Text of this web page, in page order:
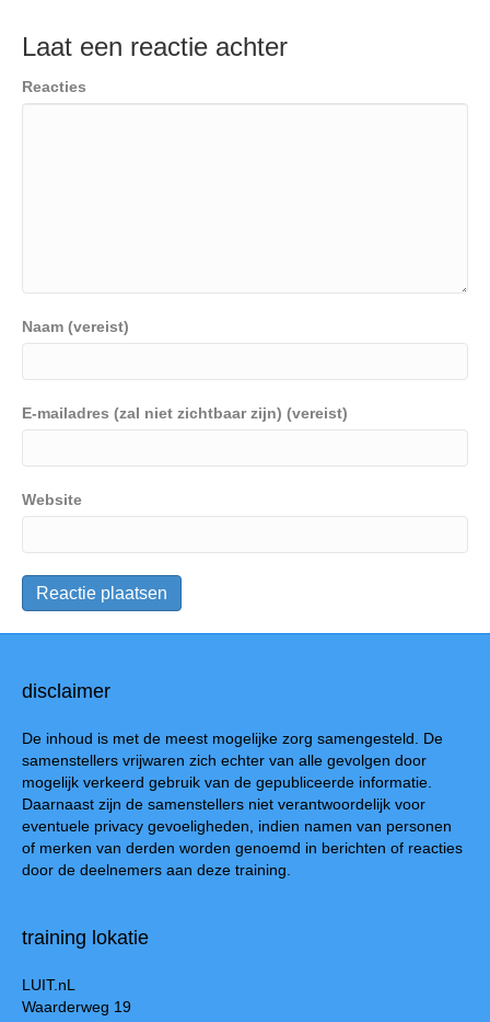
Laat een reactie achter
Reacties
Naam (vereist)
E-mailadres (zal niet zichtbaar zijn) (vereist)
Website
disclaimer
De inhoud is met de meest mogelijke zorg samengesteld. De
samenstellers vrijwaren zich echter van alle gevolgen door
mogelijk verkeerd gebruik van de gepubliceerde informatie.
Daarnaast zijn de samenstellers niet verantwoordelijk voor
eventuele privacy gevoeligheden, indien namen van personen
of merken van derden worden genoemd in berichten of reacties
door de deelnemers aan deze training.
training lokatie
LUIT.nL
Waarderweg 19